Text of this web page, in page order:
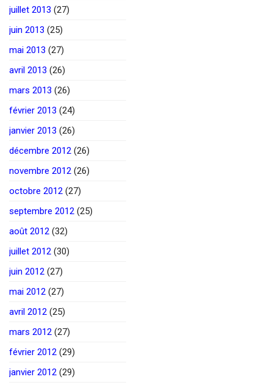
juillet 2013 (27)
juin 2013 (25)
mai 2013 (27)
avril 2013 (26)
mars 2013 (26)
février 2013 (24)
janvier 2013 (26)
décembre 2012 (26)
novembre 2012 (26)
octobre 2012 (27)
septembre 2012 (25)
août 2012 (32)
juillet 2012 (30)
juin 2012 (27)
mai 2012 (27)
avril 2012 (25)
mars 2012 (27)
février 2012 (29)
janvier 2012 (29)